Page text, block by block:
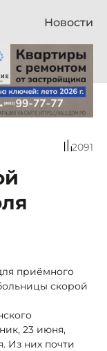
Новости
2091
приёмного
скорой
23 июня,
Из них почти